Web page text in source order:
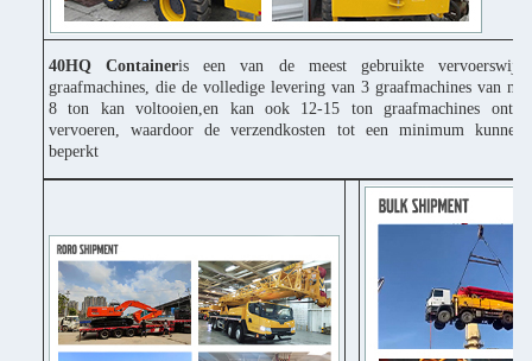
40HQ Containeris een van de meest gebruikte
graafmachines, die de volledige levering van 3 graafmachines van
8 ton kan voltooien,en kan ook 12-15 ton graafmachines
vervoeren, waardoor de verzendkosten tot een minimum kunnen
beperkt